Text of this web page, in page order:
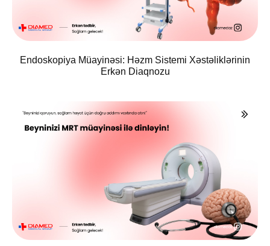
Endoskopiya Müayinəsi: Həzm Sistemi Xəstəliklərinin
Erkən Diaqnozu